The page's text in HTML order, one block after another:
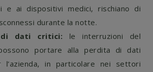
e ai dispositivi medici, rischiano di
durante la notte.
dati critici: le interruzioni del
portare alla perdita di dati
l’azienda, in particolare nei settori